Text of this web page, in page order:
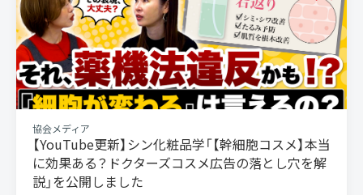
協会メディア
【YouTube更新】シン化粧品学「【幹細胞コスメ】本当
に効果ある？ドクターズコスメ広告の落とし穴を解
説」を公開しました